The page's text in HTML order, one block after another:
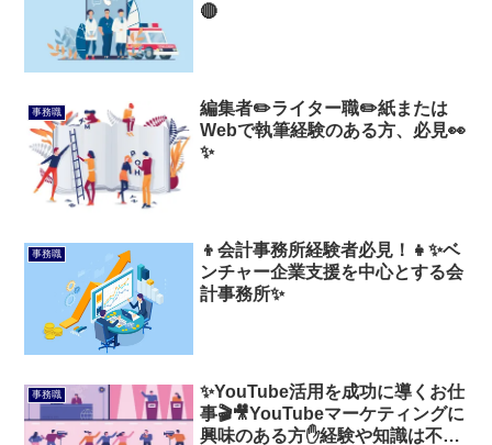
🔴
事務職
編集者✏️ライター職✏️紙または
Webで執筆経験のある方、必見👀
✨️
事務職
👦会計事務所経験者必見！👧✨ベ
ンチャー企業支援を中心とする会
計事務所✨
事務職
✨YouTube活用を成功に導くお仕
事🎬🎥YouTubeマーケティングに
興味のある方✋経験や知識は不要